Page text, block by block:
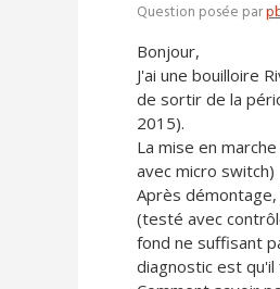
Question posée par
Bonjour,
J'ai une bouilloire
de sortir de la
2015).
La mise en
avec micro switch)
Après
(testé avec
fond ne suffisant
diagnostic est